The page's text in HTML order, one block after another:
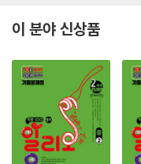
이 분야 신상품